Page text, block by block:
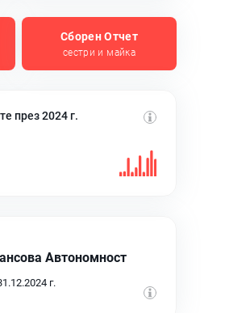
Сборен Отчет
сестри и майка
през 2024 г.
Автономност
г.